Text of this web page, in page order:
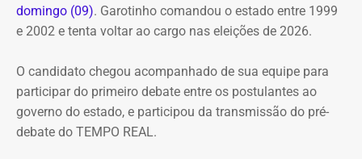
domingo (09). Garotinho comandou o estado entre 1999
e 2002 e tenta voltar ao cargo nas eleições de 2026.
O candidato chegou acompanhado de sua equipe para
participar do primeiro debate entre os postulantes ao
governo do estado, e participou da transmissão do pré-
debate do TEMPO REAL.